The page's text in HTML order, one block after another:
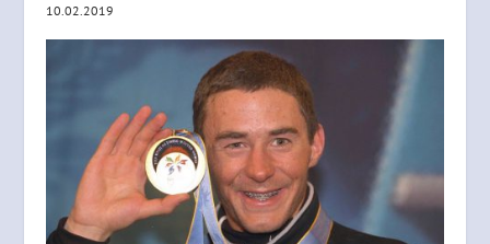
10.02.2019